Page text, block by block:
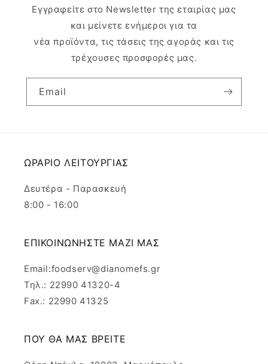
Εγγραφείτε στο Newsletter της εταιρίας μας
και μείνετε ενήμεροι για τα
νέα προϊόντα, τις τάσεις της αγοράς και τις
τρέχουσες προσφορές μας.
Email
ΩΡΑΡΙΟ ΛΕΙΤΟΥΡΓΙΑΣ
Δευτέρα - Παρασκευή
8:00 - 16:00
ΕΠΙΚΟΙΝΩΝΗΣΤΕ ΜΑΖΙ ΜΑΣ
Email:foodserv@dianomefs.gr
Τηλ.: 22990 41320-4
Fax.: 22990 41325
ΠΟΥ ΘΑ ΜΑΣ ΒΡΕΙΤΕ